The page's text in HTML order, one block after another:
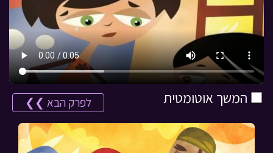
המשך אוטומטית לפרק הבא ❯❯